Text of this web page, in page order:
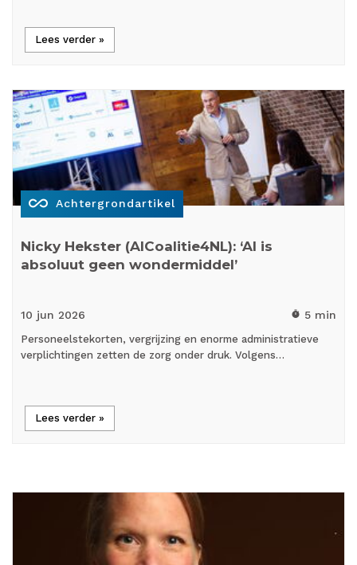
Lees verder »
all_inclusive Achtergrondartikel
Nicky Hekster (AICoalitie4NL): ‘AI is
absoluut geen wondermiddel’
10 jun 2026 timer 5 min
Personeelstekorten, vergrijzing en enorme administratieve
verplichtingen zetten de zorg onder druk. Volgens…
Lees verder »